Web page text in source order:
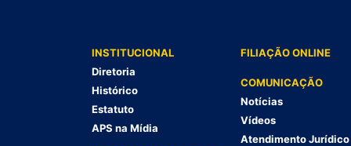
INSTITUCIONAL
Diretoria
Histórico
Estatuto
APS na Mídia
FILIAÇÃO ONLINE
COMUNICAÇÃO
Notícias
Vídeos
Atendimento Jurídico